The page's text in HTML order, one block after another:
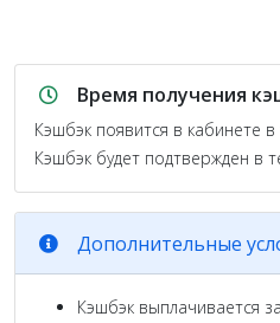
Время получения
Кэшбэк появится в кабинете
Кэшбэк будет подтвержден в
Дополнительные
Кэшбэк выплачивается